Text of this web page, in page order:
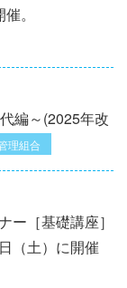
。
編～(2025年改
理組合
ー［基礎講座］
（土）に開催